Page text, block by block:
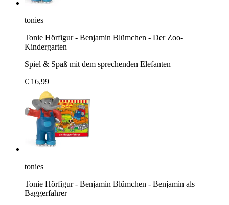
tonies
Tonie Hörfigur - Benjamin Blümchen - Der Zoo-
Kindergarten
Spiel & Spaß mit dem sprechenden Elefanten
€ 16,99
tonies
Tonie Hörfigur - Benjamin Blümchen - Benjamin als
Baggerfahrer